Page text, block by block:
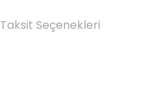
Taksit Seçenekleri